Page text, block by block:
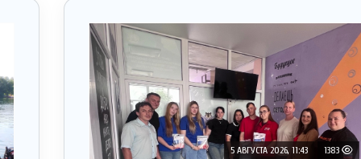
5 АВГУСТА 2026, 11:43 1383